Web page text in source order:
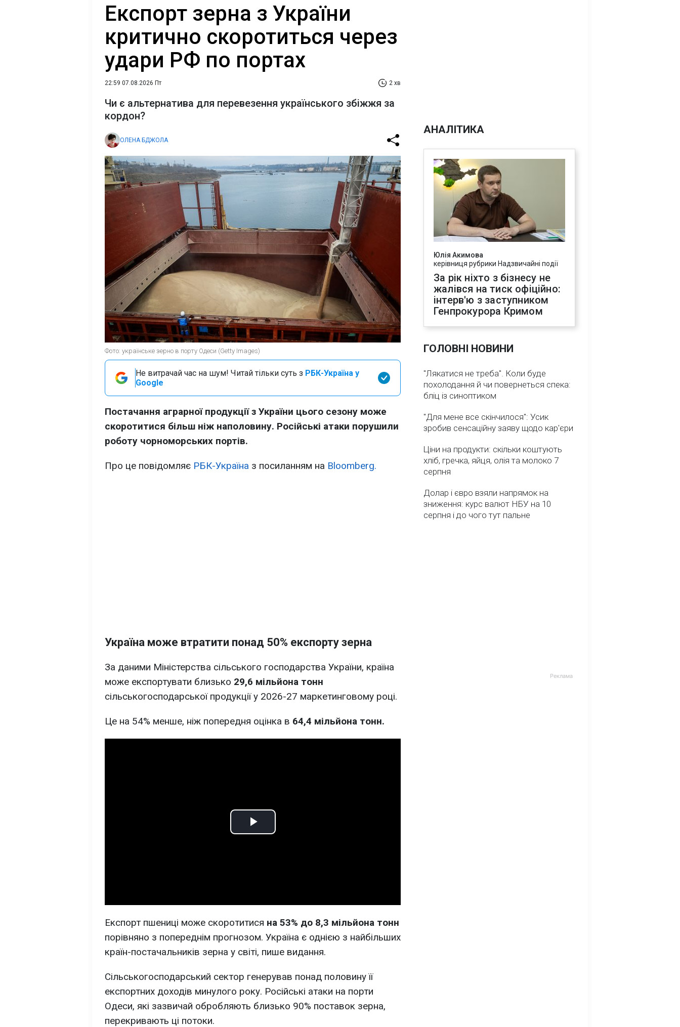
Експорт зерна з України
критично скоротиться через
удари РФ по портах
22:59 07.08.2026 Пт 2 хв
Чи є альтернатива для перевезення українського збіжжя за
кордон?
ОЛЕНА БДЖОЛА
Фото: українське зерно в порту Одеси (Getty Images)
Не витрачай час на шум! Читай тільки суть з РБК-Україна у
Google
Постачання аграрної продукції з України цього сезону може
скоротитися більш ніж наполовину. Російські атаки порушили
роботу чорноморських портів.
Про це повідомляє РБК-Україна з посиланням на Bloomberg.
Україна може втратити понад 50% експорту зерна
За даними Міністерства сільського господарства України, країна
може експортувати близько 29,6 мільйона тонн
сільськогосподарської продукції у 2026-27 маркетинговому році.
Це на 54% менше, ніж попередня оцінка в 64,4 мільйона тонн.
Play
Експорт пшениці може скоротитися на 53% до 8,3 мільйона тонн
порівняно з попереднім прогнозом. Україна є однією з найбільших
країн-постачальників зерна у світі, пише видання.
Сільськогосподарський сектор генерував понад половину її
експортних доходів минулого року. Російські атаки на порти
Одеси, які зазвичай обробляють близько 90% поставок зерна,
перекривають ці потоки.
АНАЛІТИКА
Юлія Акимова
керівниця рубрики Надзвичайні події
За рік ніхто з бізнесу не
жалівся на тиск офіційно:
інтерв'ю з заступником
Генпрокурора Кримом
ГОЛОВНІ НОВИНИ
"Лякатися не треба". Коли буде
похолодання й чи повернеться спека:
бліц із синоптиком
"Для мене все скінчилося": Усик
зробив сенсаційну заяву щодо кар'єри
Ціни на продукти: скільки коштують
хліб, гречка, яйця, олія та молоко 7
серпня
Долар і євро взяли напрямок на
зниження: курс валют НБУ на 10
серпня і до чого тут пальне